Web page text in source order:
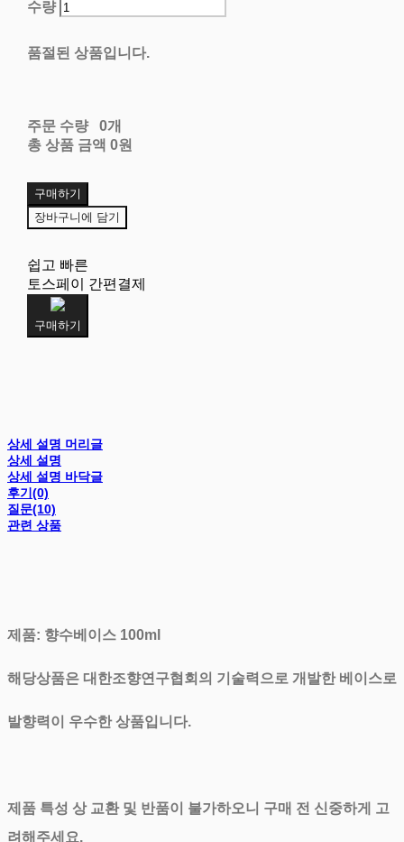
수량
품절된 상품입니다.
주문 수량
0개
총 상품 금액 0원
구매하기
장바구니에 담기
쉽고 빠른
토스페이 간편결제
구매하기
상세 설명 머리글
상세 설명
상세 설명 바닥글
후기(0)
질문(10)
관련 상품
제품: 향수베이스 100ml
해당상품은 대한조향연구협회의 기술력으로 개발한 베이스로
발향력이 우수한 상품입니다.
제품 특성 상 교환 및 반품이 불가하오니 구매 전 신중하게 고
려해주세요.